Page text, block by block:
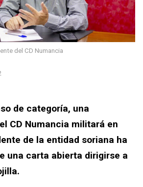
del CD Numancia
de categoría, una
CD Numancia militará en
de la entidad soriana ha
una carta abierta dirigirse a